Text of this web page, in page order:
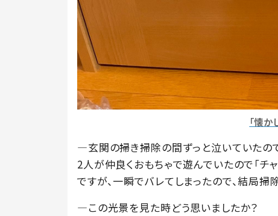
「懐か
―玄関の掃き掃除の間ずっと泣いていたの
2人が仲良くおもちゃで遊んでいたので「チ
ですが、一瞬でバレてしまったので、結局掃
―この光景を見た時どう思いましたか？